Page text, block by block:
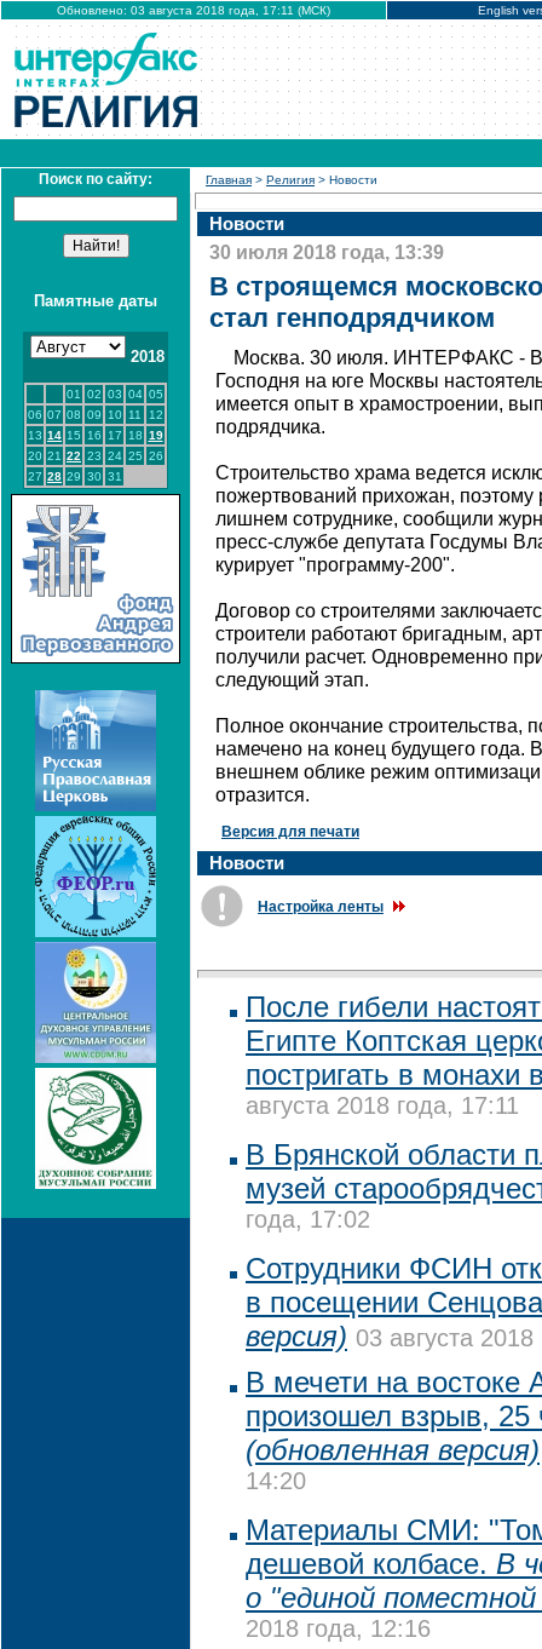
Обновлено: 03 августа 2018 года, 17:11 (МСК) English
Поиск по сайту:
Памятные даты
2018
01 02 03 04 05
06 07 08 09 10 11
12
13 14 15 16 17 18 19
20 21 22 23 24 25 26
27 28 29 30 31
Главная > Религия > Новости
Новости
30 июля 2018 года, 13:39
В строящемся
стал генподрядчиком
Москва. 30 июля. ИНТЕРФАКС -
Господня на юге Москвы
имеется опыт в храмостроении,
подрядчика.
Строительство храма ведется
пожертвований прихожан,
лишнем сотруднике, сообщили
пресс-службе депутата Госдумы
курирует "программу-200".
Договор со строителями
строители работают бригадным,
получили расчет. Одновременно
следующий этап.
Полное окончание строительства,
намечено на конец будущего года.
внешнем облике режим
отразится.
Версия для печати
Новости
Настройка ленты
После гибели
Египте Коптская
постригать в монахи
августа 2018 года, 17:11
В Брянской области
музей
года, 17:02
Сотрудники ФСИН
в посещении
версия) 03 августа
В мечети на востоке
произошел взрыв, 25
(обновленная версия)
14:20
Материалы СМИ:
дешевой колбасе. В
о "единой поместной
2018 года, 12:16